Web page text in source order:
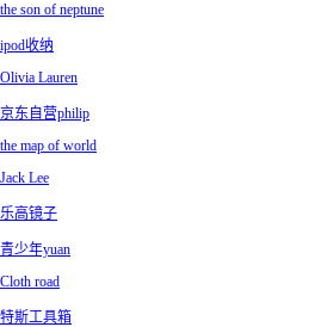
the son of neptune
ipod收纳
Olivia Lauren
京东自营philip
the map of world
Jack Lee
乐高镜子
青少年yuan
Cloth road
特斯工具箱